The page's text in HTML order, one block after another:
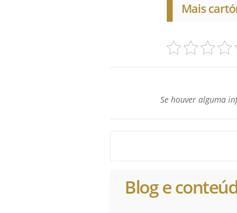
Mais
Se houver alguma
Blog e